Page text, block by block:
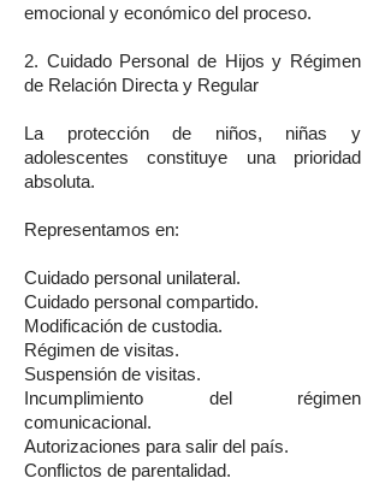
emocional y económico del proceso.
2. Cuidado Personal de Hijos y Régimen
de Relación Directa y Regular
La protección de niños, niñas y
adolescentes constituye una prioridad
absoluta.
Representamos en:
Cuidado personal unilateral.
Cuidado personal compartido.
Modificación de custodia.
Régimen de visitas.
Suspensión de visitas.
Incumplimiento del régimen
comunicacional.
Autorizaciones para salir del país.
Conflictos de parentalidad.